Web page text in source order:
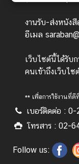
ร
ะ
เ
ศ
ริ
ก
า
ป
งานรับ-ส่งหนัง
อีเมล
เว็บไซต์นี้ได้รับ
คนเข้าถึงเว็บไ
** เพื่อการใช้งานที่
เบอร์ติดต่อ :
โทรสาร : 02-
Follow us: